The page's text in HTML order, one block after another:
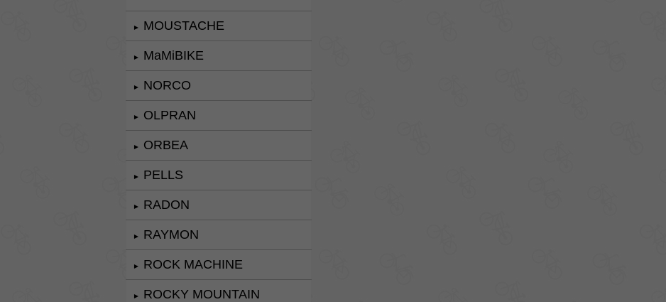
► MOUSTACHE
► MaMiBIKE
► NORCO
► OLPRAN
► ORBEA
► PELLS
► RADON
► RAYMON
► ROCK MACHINE
► ROCKY MOUNTAIN